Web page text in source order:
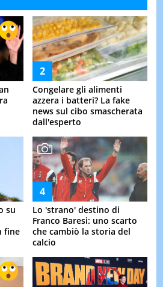
Congelare gli alimenti
azzera i batteri? La fake
news sul cibo smascherata
dall'esperto
su
fine
Lo 'strano' destino di
Franco Baresi: uno scarto
che cambiò la storia del
calcio